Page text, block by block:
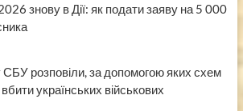
знову в Дії: як подати заяву на 5 000
СБУ розповіли, за допомогою яких схем
українських військових